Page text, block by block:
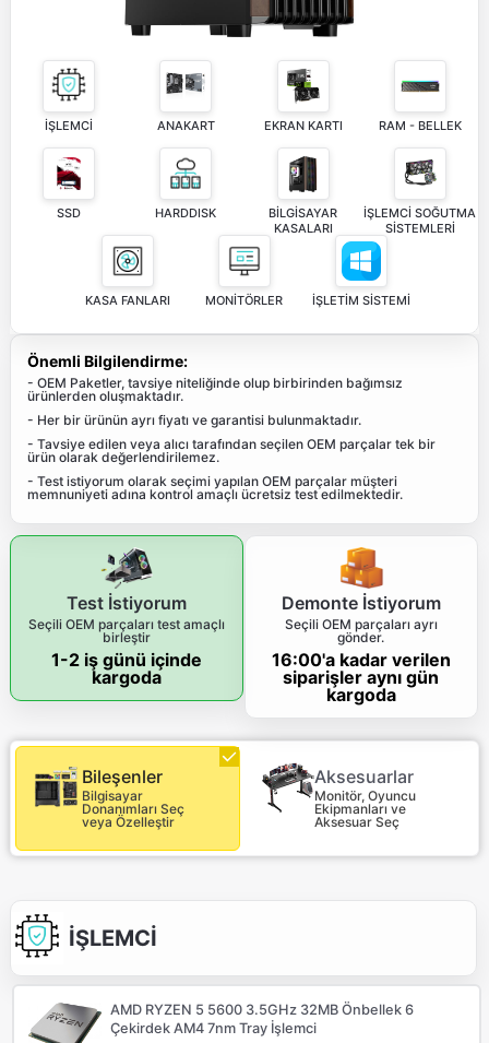
İŞLEMCİ ANAKART EKRAN KARTI RAM - BELLEK
SSD HARDDISK
BİLGİSAYAR
KASALARI
İŞLEMCİ SOĞUTMA
SİSTEMLERİ
KASA FANLARI MONİTÖRLER İŞLETİM SİSTEMİ
Önemli Bilgilendirme:
- OEM Paketler, tavsiye niteliğinde olup birbirinden bağımsız
ürünlerden oluşmaktadır.
- Her bir ürünün ayrı fiyatı ve garantisi bulunmaktadır.
- Tavsiye edilen veya alıcı tarafından seçilen OEM parçalar tek bir
ürün olarak değerlendirilemez.
- Test istiyorum olarak seçimi yapılan OEM parçalar müşteri
memnuniyeti adına kontrol amaçlı ücretsiz test edilmektedir.
Test İstiyorum
Seçili OEM parçaları test amaçlı
birleştir
1-2 iş günü içinde
kargoda
Demonte İstiyorum
Seçili OEM parçaları ayrı
gönder.
16:00'a kadar verilen
siparişler aynı gün
kargoda
Bileşenler
Bilgisayar
Donanımları Seç
veya Özelleştir
Aksesuarlar
Monitör, Oyuncu
Ekipmanları ve
Aksesuar Seç
İŞLEMCİ
AMD RYZEN 5 5600 3.5GHz 32MB Önbellek 6
Çekirdek AM4 7nm Tray İşlemci